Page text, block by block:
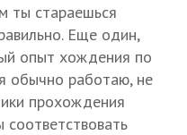
ты стараешься
Еще один,
опыт хождения по
обычно работаю, не
прохождения